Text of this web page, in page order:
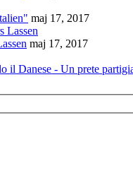
maj 17, 2017
maj 17, 2017
il Danese - Un prete